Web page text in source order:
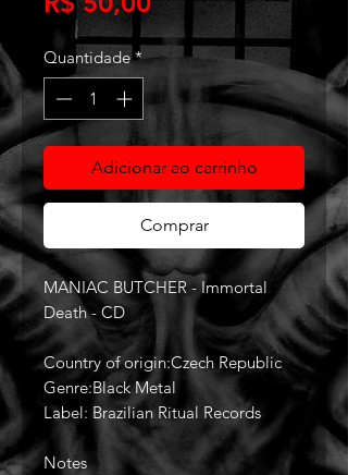
Quantidade *
Adicionar ao carrinho
Comprar
MANIAC BUTCHER - Immortal
Death - CD
Country of origin:Czech Republic
Genre:Black Metal
Label: Brazilian Ritual Records
Notes